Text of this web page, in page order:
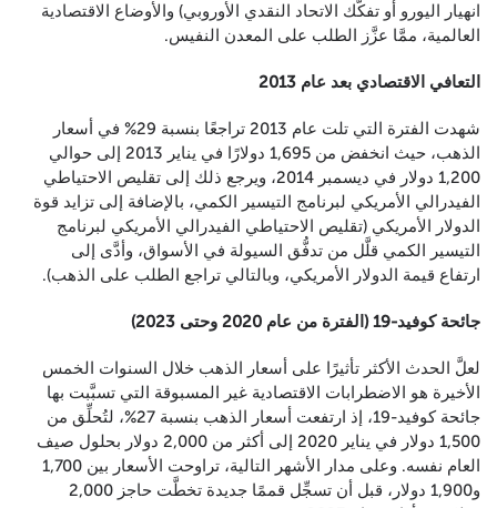
انهيار اليورو أو تفكُّك الاتحاد النقدي الأوروبي) والأوضاع الاقتصادية
العالمية، ممَّا عزَّز الطلب على المعدن النفيس.
التعافي الاقتصادي بعد عام 2013
شهدت الفترة التي تلت عام 2013 تراجعًا بنسبة 29% في أسعار
الذهب، حيث انخفض من 1,695 دولارًا في يناير 2013 إلى حوالي
1,200 دولار في ديسمبر 2014، ويرجع ذلك إلى تقليص الاحتياطي
الفيدرالي الأمريكي لبرنامج التيسير الكمي، بالإضافة إلى تزايد قوة
الدولار الأمريكي (تقليص الاحتياطي الفيدرالي الأمريكي لبرنامج
التيسير الكمي قلَّل من تدفُّق السيولة في الأسواق، وأدَّى إلى
ارتفاع قيمة الدولار الأمريكي، وبالتالي تراجع الطلب على الذهب).
جائحة كوفيد-19 (الفترة من عام 2020 وحتى 2023)
لعلَّ الحدث الأكثر تأثيرًا على أسعار الذهب خلال السنوات الخمس
الأخيرة هو الاضطرابات الاقتصادية غير المسبوقة التي تسبَّبت بها
جائحة كوفيد-19، إذ ارتفعت أسعار الذهب بنسبة 27%، لتُحلِّق من
1,500 دولار في يناير 2020 إلى أكثر من 2,000 دولار بحلول صيف
العام نفسه. وعلى مدار الأشهر التالية، تراوحت الأسعار بين 1,700
و1,900 دولار، قبل أن تسجِّل قممًا جديدة تخطَّت حاجز 2,000